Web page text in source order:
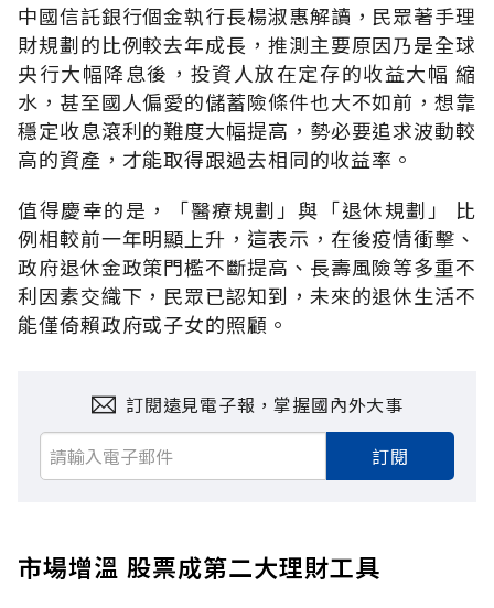
中國信託銀行個金執行長楊淑惠解讀，民眾著手理
財規劃的比例較去年成長，推測主要原因乃是全球
央行大幅降息後，投資人放在定存的收益大幅 縮
水，甚至國人偏愛的儲蓄險條件也大不如前，想靠
穩定收息滾利的難度大幅提高，勢必要追求波動較
高的資產，才能取得跟過去相同的收益率。
值得慶幸的是，「醫療規劃」與「退休規劃」 比
例相較前一年明顯上升，這表示，在後疫情衝擊、
政府退休金政策門檻不斷提高、長壽風險等多重不
利因素交織下，民眾已認知到，未來的退休生活不
能僅倚賴政府或子女的照顧。
訂閱遠見電子報，掌握國內外大事
訂閱
市場增溫 股票成第二大理財工具